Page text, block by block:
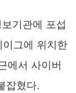
기관에 포섭
그에 위치한
에서 사이버
잡혔다.